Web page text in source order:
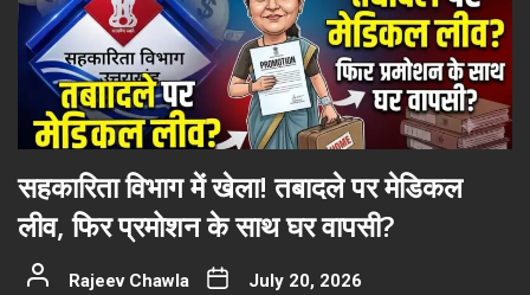
सहकारिता विभाग में खेला! तबादले पर मेडिकल
लीव, फिर प्रमोशन के साथ घर वापसी?
Rajeev Chawla July 20, 2026